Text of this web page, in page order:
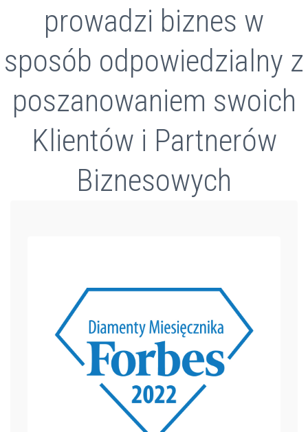
prowadzi biznes w
sposób odpowiedzialny z
poszanowaniem swoich
Klientów i Partnerów
Biznesowych